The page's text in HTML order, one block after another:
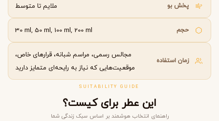
پخش بو ملایم تا متوسط
حجم 30 ml, 50 ml, 100 ml, 200 ml
زمان استفاده
مجالس رسمی، مراسم شبانه، قرارهای خاص،
موقعیت‌هایی که نیاز به رایحه‌ای متمایز دارید
SUITABILITY GUIDE
این عطر برای کیست؟
راهنمای انتخاب هوشمند بر اساس سبک زندگی شما